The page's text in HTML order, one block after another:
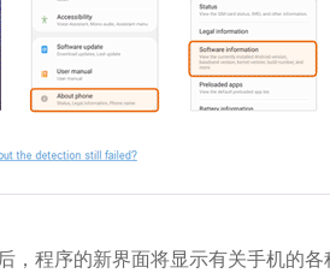
程序的新界面将显示有关手机的